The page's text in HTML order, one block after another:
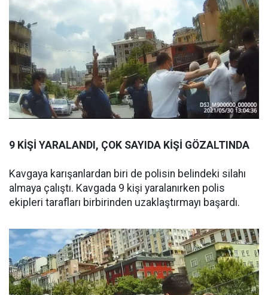
9 KİŞİ YARALANDI, ÇOK SAYIDA KİŞİ GÖZALTINDA
Kavgaya karışanlardan biri de polisin belindeki silahı
almaya çalıştı. Kavgada 9 kişi yaralanırken polis
ekipleri tarafları birbirinden uzaklaştırmayı başardı.